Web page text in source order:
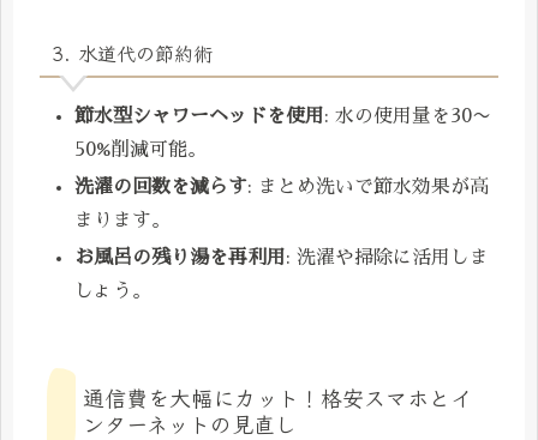
3. 水道代の節約術
節水型シャワーヘッドを使用 : 水の使用量を30〜
50%削減可能。
洗濯の回数を減らす: まとめ洗いで節水効果が高
まります。
お風呂の残り湯を再利用 : 洗濯や掃除に活用しま
しょう。
通信費を大幅にカット！格安スマホとイ
ンターネットの見直し